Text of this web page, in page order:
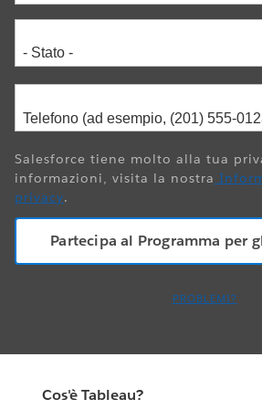
Salesforce tiene molto alla tua
informazioni, visita la nostra
privacy.
PROBLEMI?
Cos'è Tableau?